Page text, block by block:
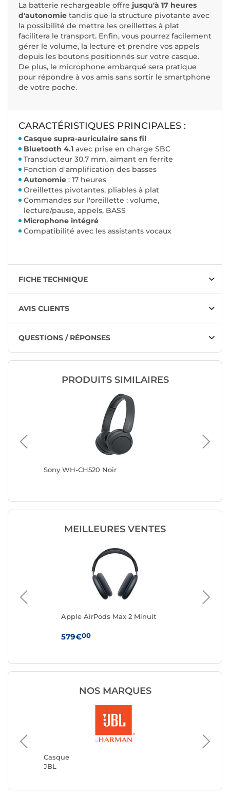
La batterie rechargeable offre jusqu'à 17 heures
d'autonomie tandis que la structure pivotante avec
la possibilité de mettre les oreillettes à plat
facilitera le transport. Enfin, vous pourrez facilement
gérer le volume, la lecture et prendre vos appels
depuis les boutons positionnés sur votre casque.
De plus, le microphone embarqué sera pratique
pour répondre à vos amis sans sortir le smartphone
de votre poche.
CARACTÉRISTIQUES PRINCIPALES :
Casque supra-auriculaire sans fil
Bluetooth 4.1 avec prise en charge SBC
Transducteur 30.7 mm, aimant en ferrite
Fonction d'amplification des basses
Autonomie : 17 heures
Oreillettes pivotantes, pliables à plat
Commandes sur l'oreillette : volume,
lecture/pause, appels, BASS
Microphone intégré
Compatibilité avec les assistants vocaux
FICHE TECHNIQUE
AVIS CLIENTS
QUESTIONS / RÉPONSES
PRODUITS SIMILAIRES
Sony WH-CH520 Noir
MEILLEURES VENTES
Apple AirPods Max 2 Minuit
579€00
NOS MARQUES
Casque
JBL